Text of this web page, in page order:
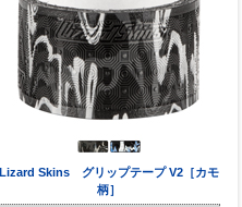
Lizard Skins グリップテープ V2［カモ
柄］